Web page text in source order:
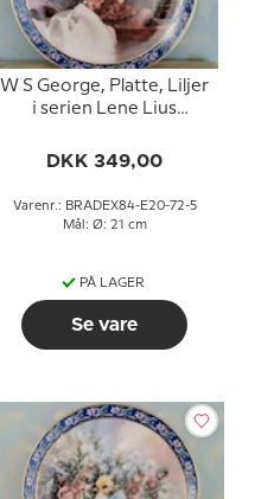
W S George, Platte, Liljer
i serien Lene Lius
DKK 349,00
Varenr.: BRADEX84-E20-72-5
Mål: Ø: 21 cm
PÅ LAGER
Se vare